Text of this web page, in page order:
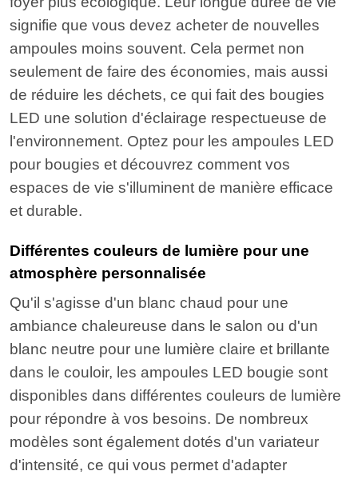
signifie que vous devez acheter de nouvelles
ampoules moins souvent. Cela permet non
seulement de faire des économies, mais aussi
de réduire les déchets, ce qui fait des bougies
LED une solution d'éclairage respectueuse de
l'environnement. Optez pour les ampoules LED
pour bougies et découvrez comment vos
espaces de vie s'illuminent de manière efficace
et durable.
Différentes couleurs de lumière pour une
atmosphère personnalisée
Qu'il s'agisse d'un blanc chaud pour une
ambiance chaleureuse dans le salon ou d'un
blanc neutre pour une lumière claire et brillante
dans le couloir, les ampoules LED bougie sont
disponibles dans différentes couleurs de lumière
pour répondre à vos besoins. De nombreux
modèles sont également dotés d'un variateur
d'intensité, ce qui vous permet d'adapter